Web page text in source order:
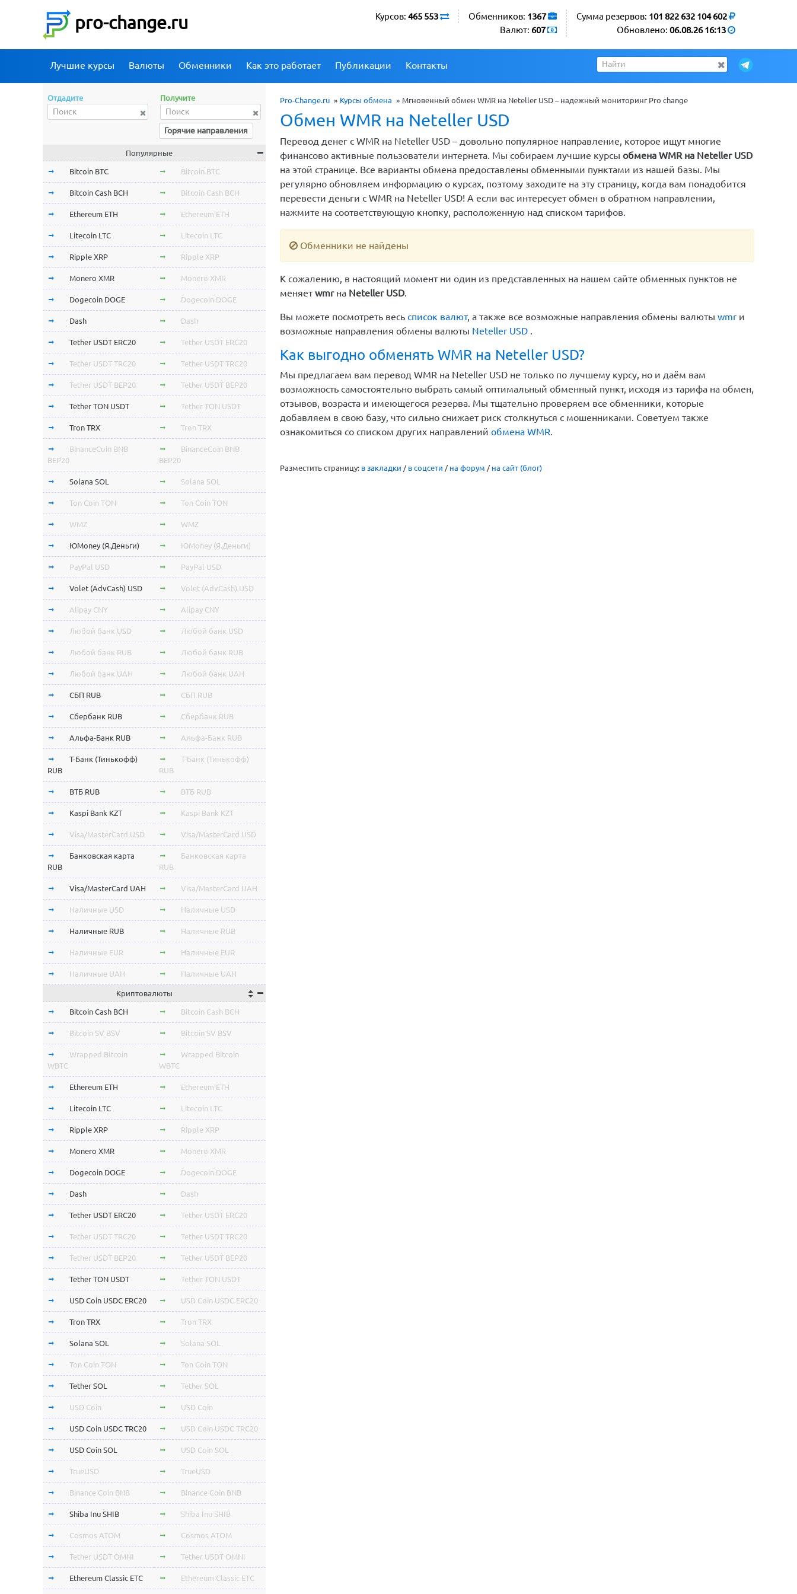
pro-change.ru Сумма резервов: 101 822 632 104 602
Обновлено: 06.08.26 16:13
Обменников: 1367
Валют: 607
Курсов: 465 553
Лучшие курсы Валюты Обменники Как это работает Публикации Контакты
Pro-Change.ru » Курсы обмена » Мгновенный обмен WMR на Neteller USD – надежный мониторинг Pro change
Обмен WMR на Neteller USD
Перевод денег с WMR на Neteller USD – довольно популярное направление, которое ищут многие
финансово активные пользователи интернета. Мы собираем лучшие курсы обмена WMR на Neteller USD
на этой странице. Все варианты обмена предоставлены обменными пунктами из нашей базы. Мы
регулярно обновляем информацию о курсах, поэтому заходите на эту страницу, когда вам понадобится
перевести деньги с WMR на Neteller USD! А если вас интересует обмен в обратном направлении,
нажмите на соответствующую кнопку, расположенную над списком тарифов.
Обменники не найдены
К сожалению, в настоящий момент ни один из представленных на нашем сайте обменных пунктов не
меняетwmrна Neteller USD.
Вы можете посмотреть весь список валют, а также все возможные направления обмены валюты wmr и
возможные направления обмены валюты Neteller USD .
Как выгодно обменять WMR на Neteller USD?
Мы предлагаем вам перевод WMR на Neteller USD не только по лучшему курсу, но и даём вам
возможность самостоятельно выбрать самый оптимальный обменный пункт, исходя из тарифа на обмен,
отзывов, возраста и имеющегося резерва. Мы тщательно проверяем все обменники, которые
добавляем в свою базу, что сильно снижает риск столкнуться с мошенниками. Советуем также
ознакомиться со списком других направлений обмена WMR.
Разместить страницу: в закладки / в соцсети / на форум / на сайт (блог)
Отдадите Получите
Горячие направления
Популярные
Bitcoin BTC Bitcoin BTC
Bitcoin Cash BCH Bitcoin Cash BCH
Ethereum ETH Ethereum ETH
Litecoin LTC Litecoin LTC
Ripple XRP Ripple XRP
Monero XMR Monero XMR
Dogecoin DOGE Dogecoin DOGE
Dash Dash
Tether USDT ERC20 Tether USDT ERC20
Tether USDT TRC20 Tether USDT TRC20
Tether USDT BEP20 Tether USDT BEP20
Tether TON USDT Tether TON USDT
Tron TRX Tron TRX
BinanceCoin BNB
BEP20
BinanceCoin BNB
BEP20
Solana SOL Solana SOL
Ton Coin TON Ton Coin TON
WMZ WMZ
ЮMoney (Я.Деньги) ЮMoney (Я.Деньги)
PayPal USD PayPal USD
Volet (AdvCash) USD Volet (AdvCash) USD
Alipay CNY Alipay CNY
Любой банк USD Любой банк USD
Любой банк RUB Любой банк RUB
Любой банк UAH Любой банк UAH
СБП RUB СБП RUB
Сбербанк RUB Сбербанк RUB
Альфа-Банк RUB Альфа-Банк RUB
Т-Банк (Тинькофф)
RUB
Т-Банк (Тинькофф)
RUB
ВТБ RUB ВТБ RUB
Kaspi Bank KZT Kaspi Bank KZT
Visa/MasterCard USD Visa/MasterCard USD
Банковская карта
RUB
Банковская карта
RUB
Visa/MasterCard UAH Visa/MasterCard UAH
Наличные USD Наличные USD
Наличные RUB Наличные RUB
Наличные EUR Наличные EUR
Наличные UAH Наличные UAH
Криптовалюты
Bitcoin Cash BCH Bitcoin Cash BCH
Bitcoin SV BSV Bitcoin SV BSV
Wrapped Bitcoin
WBTC
Wrapped Bitcoin
WBTC
Ethereum ETH Ethereum ETH
Litecoin LTC Litecoin LTC
Ripple XRP Ripple XRP
Monero XMR Monero XMR
Dogecoin DOGE Dogecoin DOGE
Dash Dash
Tether USDT ERC20 Tether USDT ERC20
Tether USDT TRC20 Tether USDT TRC20
Tether USDT BEP20 Tether USDT BEP20
Tether TON USDT Tether TON USDT
USD Coin USDC ERC20 USD Coin USDC ERC20
Tron TRX Tron TRX
Solana SOL Solana SOL
Ton Coin TON Ton Coin TON
Tether SOL Tether SOL
USD Coin USD Coin
USD Coin USDC TRC20 USD Coin USDC TRC20
USD Coin SOL USD Coin SOL
TrueUSD TrueUSD
Binance Coin BNB Binance Coin BNB
Shiba Inu SHIB Shiba Inu SHIB
Cosmos ATOM Cosmos ATOM
Tether USDT OMNI Tether USDT OMNI
Ethereum Classic ETC Ethereum Classic ETC